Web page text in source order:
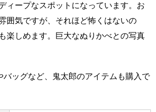
ィープなスポットになっています。お
囲気ですが、それほど怖くはないの
楽しめます。巨大なぬりかべとの写真
バッグなど、鬼太郎のアイテムも購入で